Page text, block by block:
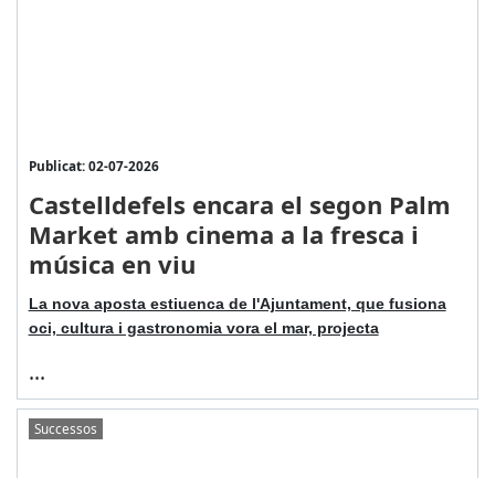
Publicat: 02-07-2026
Castelldefels encara el segon Palm
Market amb cinema a la fresca i
música en viu
La nova aposta estiuenca de l'Ajuntament, que fusiona
oci, cultura i gastronomia vora el mar, projecta
...
Successos